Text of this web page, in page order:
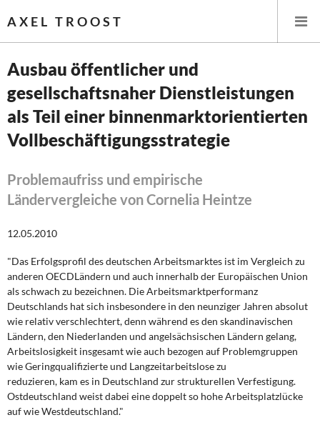
AXEL TROOST
Startseite
Themen
Wirtschaftspolitik
Steuer- und Finanzpolitik
Öffentliche Infrastruktur und Daseinsvorsorge
Eurokrise und Griechenland
DIE LINKE
Weitere Themen
Memo-Gruppe
Ausbau öffentlicher und
gesellschaftsnaher Dienstleistungen
als Teil einer binnenmarktorientierten
Vollbeschäftigungsstrategie
Problemaufriss und empirische
Ländervergleiche von Cornelia Heintze
12.05.2010
"Das Erfolgsprofil des deutschen Arbeitsmarktes ist im Vergleich zu
anderen OECDLändern und auch innerhalb der Europäischen Union
als schwach zu bezeichnen. Die Arbeitsmarktperformanz
Deutschlands hat sich insbesondere in den neunziger Jahren absolut
wie relativ verschlechtert, denn während es den skandinavischen
Ländern, den Niederlanden und angelsächsischen Ländern gelang,
Arbeitslosigkeit insgesamt wie auch bezogen auf Problemgruppen
wie Geringqualifizierte und Langzeitarbeitslose zu
reduzieren, kam es in Deutschland zur strukturellen Verfestigung.
Ostdeutschland weist dabei eine doppelt so hohe Arbeitsplatzlücke
auf wie Westdeutschland."